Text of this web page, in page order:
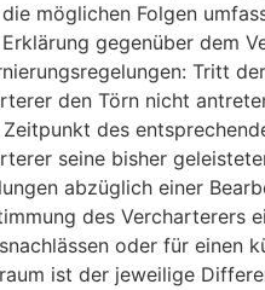
die möglichen Folgen
Erklärung gegenüber dem
Tritt
den Törn nicht
des
seine bisher
abzüglich einer
des Vercharterers
oder für einen
ist der jeweilige